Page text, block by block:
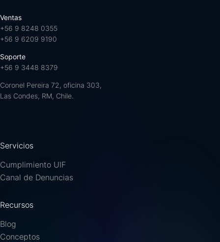
Ventas
+56 9 8248 0355
+56 9 6209 9190
Soporte
+56 9 3448 8379
Coronel Pereira 72, oficina 303,
Las Condes, RM, Chile.
Servicios
Cumplimiento UIF
Canal de Denuncias
Recursos
Blog
Conceptos